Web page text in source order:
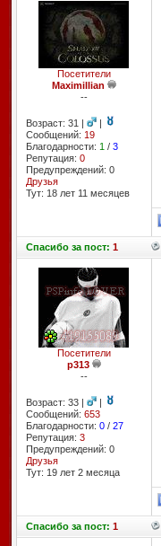
Посетители
Maximillian
--
Возраст: 31 |
|
Сообщений: 19
Благодарности: 1 / 3
Репутация: 0
Предупреждений: 0
Друзья
Тут: 18 лет 11 месяцев
Спасибоза пост: 1
Посетители
p313
--
Возраст: 33 |
|
Сообщений: 653
Благодарности: 0/ 27
Репутация: 3
Предупреждений: 0
Друзья
Тут: 19 лет 2 месяцa
Спасибоза пост: 1